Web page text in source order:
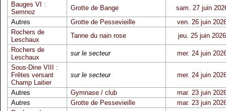
Bauges VI :
Semnoz
Grotte de Bange
sam. 27 juin
Autres
Grotte de Pessevieille
ven. 26 juin
Rochers de
Leschaux
Tanne du nain rose
jeu. 25 juin 2026
Rochers de
Leschaux
sur le secteur
mer. 24 juin
Sous-Dine VIII :
Frêtes versant
Champ Laitier
sur le secteur mer. 24 juin
Autres Gymnase / club
mar. 23 juin
Autres
Grotte de Pessevieille
mar. 23 juin